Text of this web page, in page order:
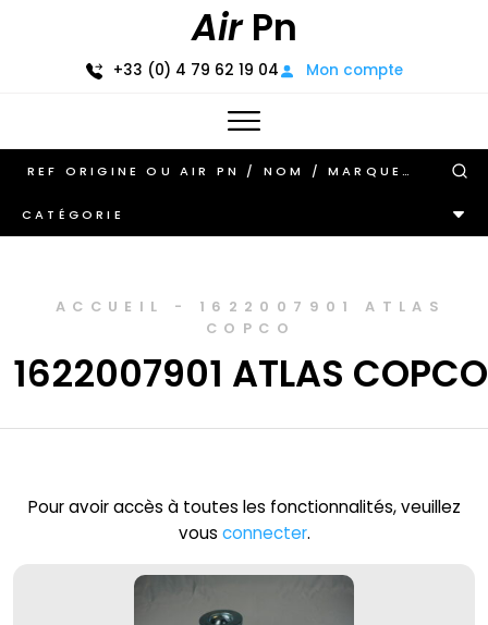
AirPn
+33 (0) 4 79 62 19 04 Mon compte
CATÉGORIE
ACCUEIL - 1622007901 ATLAS
COPCO
1622007901 ATLAS COPCO
Pour avoir accès à toutes les fonctionnalités, veuillez
vous connecter.